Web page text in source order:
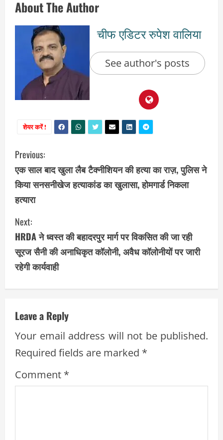
About The Author
चीफ एडिटर रुपेश वालिया
See author's posts
शेयर करें !
C
o
n
t
i
n
R
e
a
d
Previous:
एक साल बाद खुला लैब टैक्नीशियन की हत्या का राज़, पुलिस ने
किया सनसनीखेज हत्याकांड का खुलासा, होमगार्ड निकला
हत्यारा
Next:
HRDA ने ध्वस्त की बहादरपुर मार्ग पर विकसित की जा रही
सूरज सैनी की अनाधिकृत कॉलोनी, अवैध कॉलोनीयों पर जारी
रहेगी कार्यवाही
Leave a Reply
Your email address will not be published.
Required fields are marked *
Comment *